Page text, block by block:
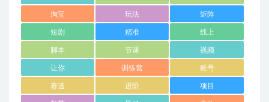
淘宝 玩法 矩阵
短剧 精准 线上
脚本 节课 视频
让你 训练营 账号
赛道 进阶 项目